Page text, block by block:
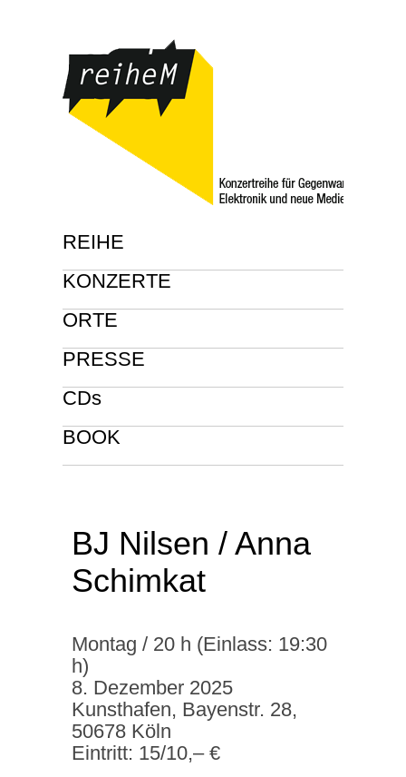
REIHE
KONZERTE
ORTE
PRESSE
CDs
BOOK
BJ Nilsen / Anna
Schimkat
Montag / 20 h (Einlass: 19:30
h)
8. Dezember 2025
Kunsthafen, Bayenstr. 28,
50678 Köln
Eintritt: 15/10,– €